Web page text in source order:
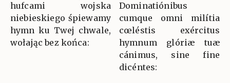
hufcami wojska
niebieskiego śpiewamy
hymn ku Twej chwale,
wołając bez końca:
Dominatiónibus
cumque omni milítia
cœléstis exércitus
hymnum glóriæ tuæ
cánimus, sine fine
dicéntes: